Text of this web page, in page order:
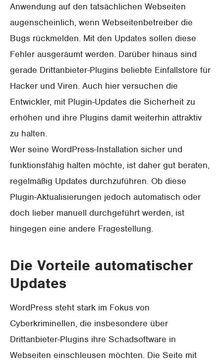
Anwendung auf den tatsächlichen Webseiten
augenscheinlich, wenn Webseitenbetreiber die
Bugs rückmelden. Mit den Updates sollen diese
Fehler ausgeräumt werden. Darüber hinaus sind
gerade Drittanbieter-Plugins beliebte Einfallstore für
Hacker und Viren. Auch hier versuchen die
Entwickler, mit Plugin-Updates die Sicherheit zu
erhöhen und ihre Plugins damit weiterhin attraktiv
zu halten.
Wer seine WordPress-Installation sicher und
funktionsfähig halten möchte, ist daher gut beraten,
regelmäßig Updates durchzuführen. Ob diese
Plugin-Aktualisierungen jedoch automatisch oder
doch lieber manuell durchgeführt werden, ist
hingegen eine andere Fragestellung.
Die Vorteile automatischer
Updates
WordPress steht stark im Fokus von
Cyberkriminellen, die insbesondere über
Drittanbieter-Plugins ihre Schadsoftware in
Webseiten einschleusen möchten. Die Seite mit